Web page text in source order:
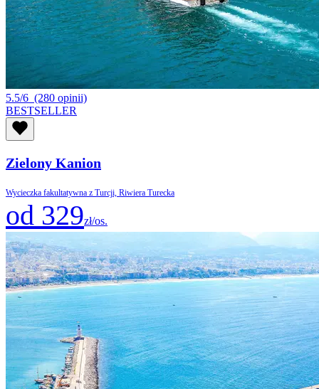
5.5/6 (280 opinii)
BESTSELLER
Zielony Kanion
Wycieczka fakultatywna z Turcji, Riwiera Turecka
od 329zł/os.